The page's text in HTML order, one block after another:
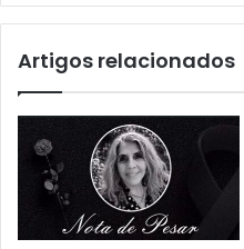
Artigos relacionados